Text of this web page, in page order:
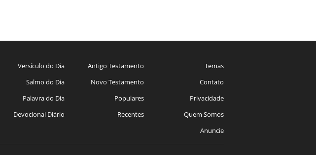
Versículo do Dia
Salmo do Dia
Palavra do Dia
Devocional Diário
Antigo Testamento
Novo Testamento
Populares
Recentes
Temas
Contato
Privacidade
Quem Somos
Anuncie